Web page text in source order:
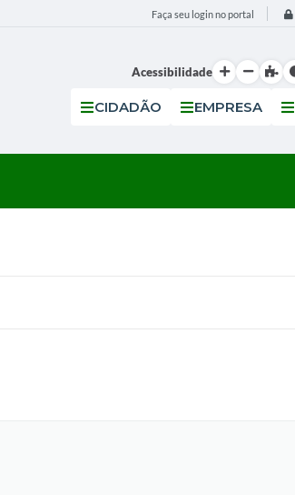
Faça seu login no portal
Acessibilidade
CIDADÃO EMPRESA